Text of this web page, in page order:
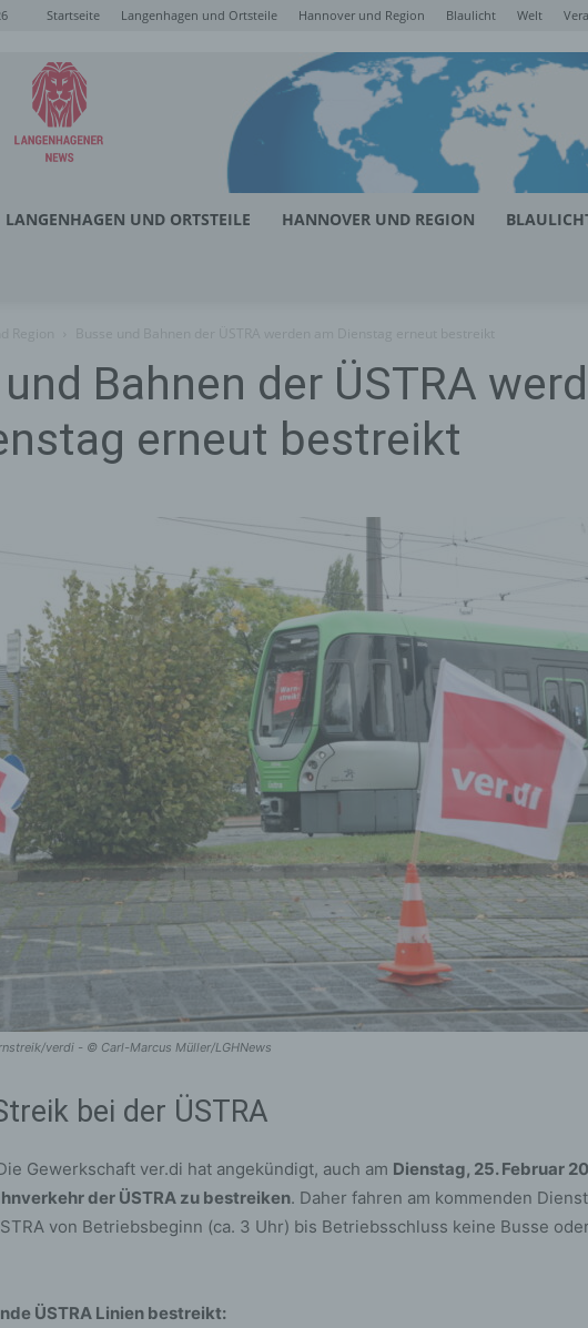
Startseite Langenhagen und Ortsteile Hannover und Region Blaulicht Welt
Langenhagener
News
LANGENHAGEN UND ORTSTEILE HANNOVER UND REGION
Bahnen der ÜSTRA
erneut bestreikt
verdi - © Carl-Marcus Müller/LGHNews
bei der ÜSTRA
Gewerkschaft ver.di hat angekündigt, auch am Dienstag, 25. Februar
der ÜSTRA zu bestreiken. Daher fahren am kommenden
von Betriebsbeginn (ca. 3 Uhr) bis Betriebsschluss keine Busse oder
ÜSTRA Linien bestreikt: